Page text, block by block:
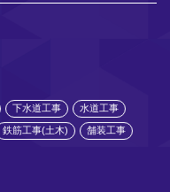
下水道工事 水道工事
鉄筋工事(土木) 舗装工事